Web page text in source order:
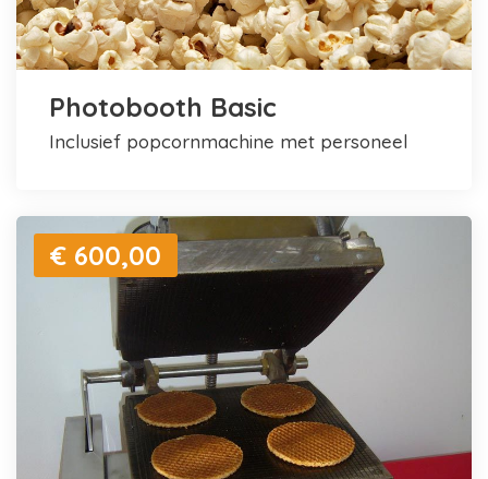
Photobooth Basic
inclusief popcornmachine met personeel
€ 600,00